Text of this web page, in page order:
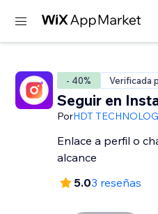
- 40% Verificada
Seguir en
PorHDT
Enlace a perfil o
alcance
5.03 reseñas